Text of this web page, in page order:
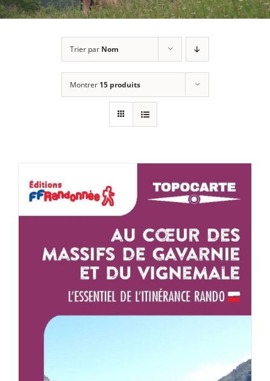
Trier par Nom
Montrer 15 produits